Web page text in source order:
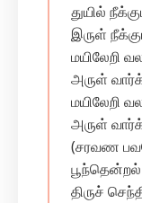
துயில்
இருள்
மயிலேறி
அருள்
மயிலேறி
அருள்
(சரவண
திருச்